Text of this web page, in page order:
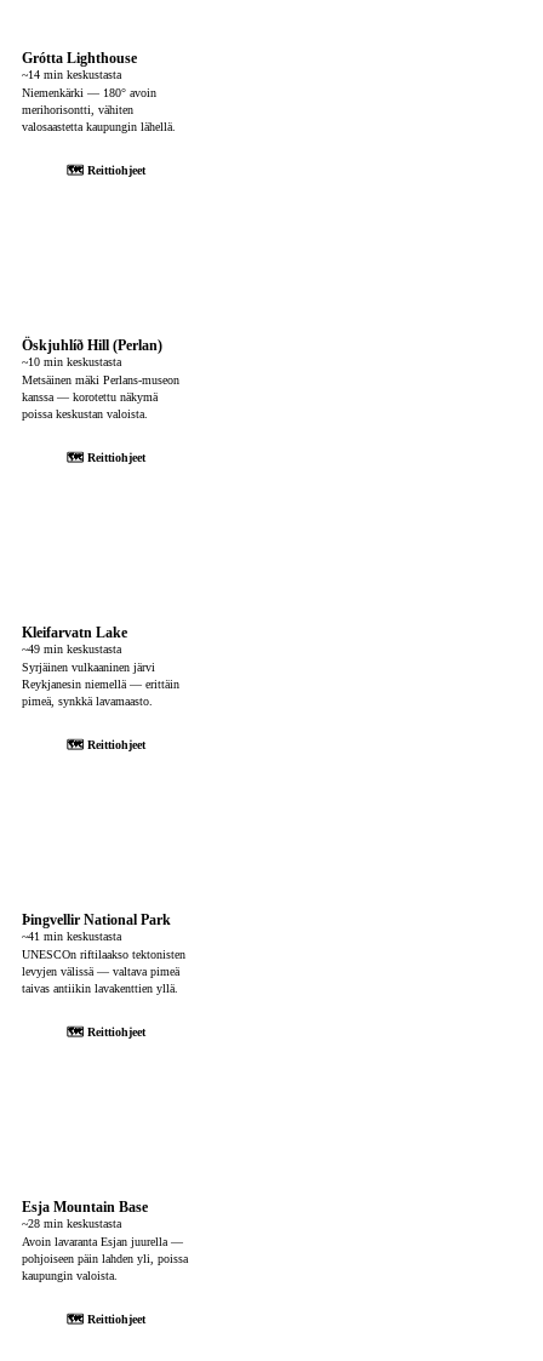
Grótta Lighthouse
~14 min keskustasta
Niemenkärki — 180° avoin
merihorisontti, vähiten
valosaastetta kaupungin lähellä.
🗺 Reittiohjeet
Öskjuhlíð Hill (Perlan)
~10 min keskustasta
Metsäinen mäki Perlans-museon
kanssa — korotettu näkymä
poissa keskustan valoista.
🗺 Reittiohjeet
Kleifarvatn Lake
~49 min keskustasta
Syrjäinen vulkaaninen järvi
Reykjanesin niemellä — erittäin
pimeä, synkkä lavamaasto.
🗺 Reittiohjeet
Þingvellir National Park
~41 min keskustasta
UNESCOn riftilaakso tektonisten
levyjen välissä — valtava pimeä
taivas antiikin lavakenttien yllä.
🗺 Reittiohjeet
Esja Mountain Base
~28 min keskustasta
Avoin lavaranta Esjan juurella —
pohjoiseen päin lahden yli, poissa
kaupungin valoista.
🗺 Reittiohjeet